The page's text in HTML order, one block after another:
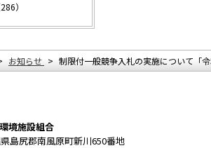
）
お知らせ 制限付一般競争入札の実施について「
境施設組合
島尻郡南風原町新川650番地